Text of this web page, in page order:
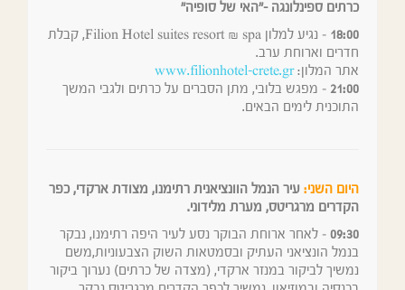
כרתים ספינלונגה -"האי של סופיה"
18:00
– נגיע למלון Filion Hotel suites resort & spa, קבלת
חדרים וארוחת ערב.
אתר המלון:www.filionhotel-crete.gr
21:00 – מפגש בלובי, מתן הסברים על כרתים ולגבי המשך
התוכנית לימים הבאים.
היום השני: עיר הנמל הוונציאנית רתימנו, מצודת ארקדי, כפר
הקדרים מרגריטס, מערת מלידוני.
09:30 – לאחר ארוחת הבוקר נסע לעיר היפה רתימנו, נבקר
בנמל הונציאני העתיק ובסמטאות השוק הצבעוניות,משם
נמשיך לביקור במנזר ארקדי, (מצדה של כרתים) נערוך ביקור